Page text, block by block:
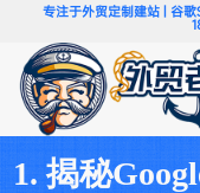
专注于外贸定制建站 | 谷歌
1. 揭秘